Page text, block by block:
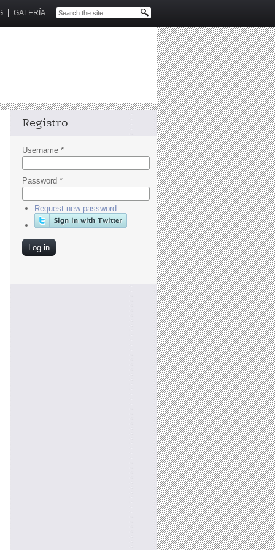
GALERÍA
Registro
Username *
Password *
Request new password